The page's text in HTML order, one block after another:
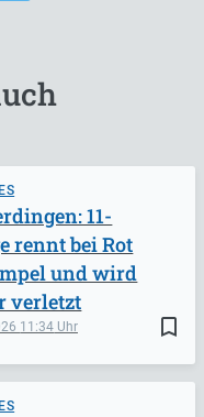
bookmark_border
11:34
11-
rennt bei Rot
und wird
verletzt